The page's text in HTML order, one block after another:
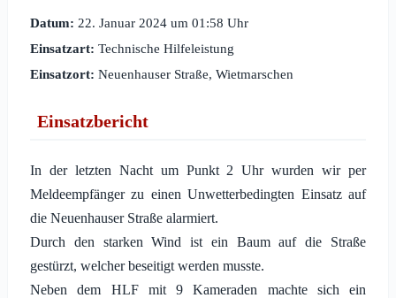
Datum: 22. Januar 2024 um 01:58 Uhr
Einsatzart: Technische Hilfeleistung
Einsatzort: Neuenhauser Straße, Wietmarschen
Einsatzbericht
In der letzten Nacht um Punkt 2 Uhr wurden wir per
Meldeempfänger zu einen Unwetterbedingten Einsatz auf
die Neuenhauser Straße alarmiert.
Durch den starken Wind ist ein Baum auf die Straße
gestürzt, welcher beseitigt werden musste.
Neben dem HLF mit 9 Kameraden machte sich ein